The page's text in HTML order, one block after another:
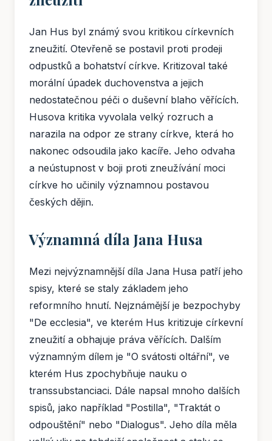
Jan Hus byl známý svou kritikou církevních
zneužití. Otevřeně se postavil proti prodeji
odpustků a bohatství církve. Kritizoval také
morální úpadek duchovenstva a jejich
nedostatečnou péči o duševní blaho věřících.
Husova kritika vyvolala velký rozruch a
narazila na odpor ze strany církve, která ho
nakonec odsoudila jako kacíře. Jeho odvaha
a neústupnost v boji proti zneužívání moci
církve ho učinily významnou postavou
českých dějin.
Významná díla Jana Husa
Mezi nejvýznamnější díla Jana Husa patří jeho
spisy, které se staly základem jeho
reformního hnutí. Nejznámější je bezpochyby
"De ecclesia", ve kterém Hus kritizuje církevní
zneužití a obhajuje práva věřících. Dalším
významným dílem je "O svátosti oltářní", ve
kterém Hus zpochybňuje nauku o
transsubstanciaci. Dále napsal mnoho dalších
spisů, jako například "Postilla", "Traktát o
odpouštění" nebo "Dialogus". Jeho díla měla